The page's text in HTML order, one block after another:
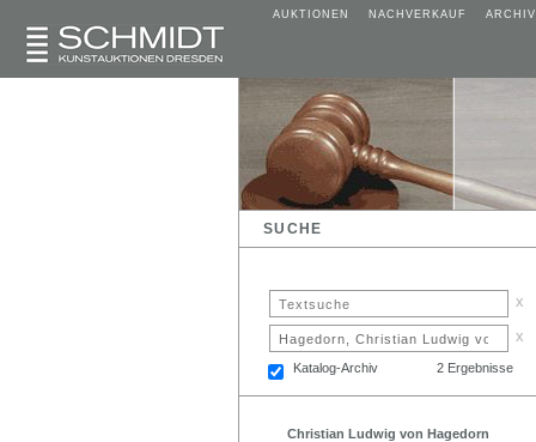
AUKTIONEN NACHVERKAUF ARCHIV
SUCHE
x
x
Katalog-Archiv 2 Ergebnisse
Christian Ludwig von Hagedorn